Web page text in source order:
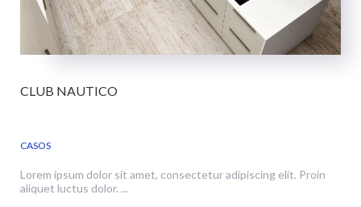
CLUB NAUTICO
CASOS
Lorem ipsum dolor sit amet, consectetur adipiscing elit. Proin
aliquet luctus dolor. ...